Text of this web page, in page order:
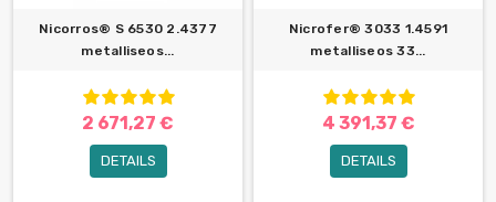
Nicorros® S 6530 2.4377
metalliseos...
2 671,27 €
DETAILS
Nicrofer® 3033 1.4591
metalliseos 33...
4 391,37 €
DETAILS